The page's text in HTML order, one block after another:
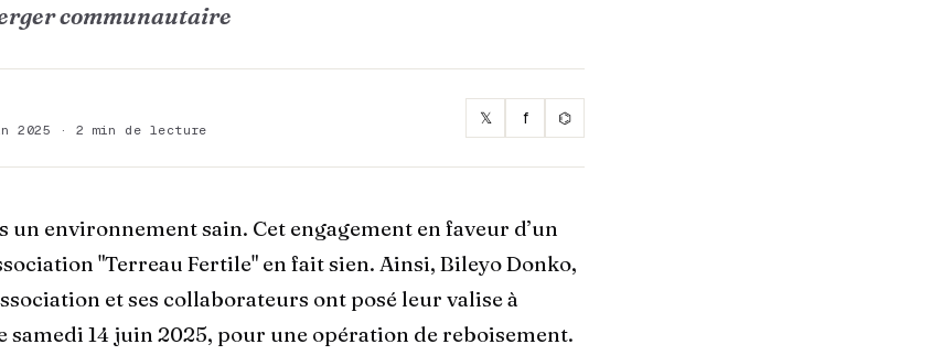
communautaire
2025 · 2 min de lecture
𝕏 f ⌬
un environnement sain. Cet engagement en faveur d’un
"Terreau Fertile" en fait sien. Ainsi, Bileyo Donko,
et ses collaborateurs ont posé leur valise à
samedi 14 juin 2025, pour une opération de reboisement.